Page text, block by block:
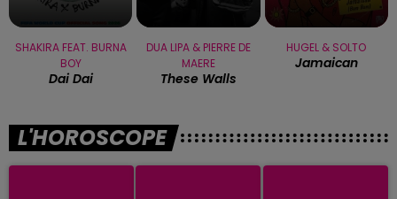
SHAKIRA FEAT. BURNA
BOY
Dai Dai
DUA LIPA & PIERRE DE
MAERE
These Walls
HUGEL & SOLTO
Jamaican
L'HOROSCOPE